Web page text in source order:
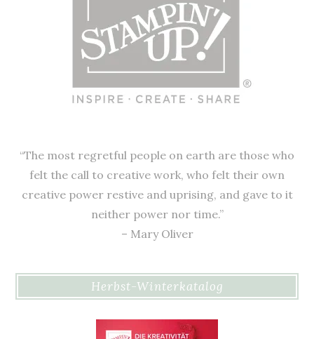
“The most regretful people on earth are those who
felt the call to creative work, who felt their own
creative power restive and uprising, and gave to it
neither power nor time.”
– Mary Oliver
Herbst-Winterkatalog